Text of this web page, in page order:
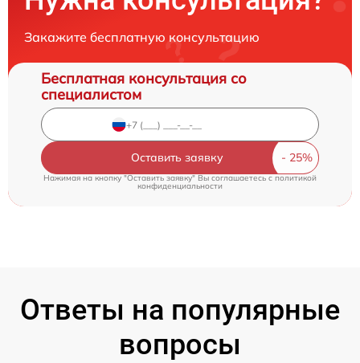
Закажите бесплатную консультацию
Бесплатная консультация со
специалистом
Оставить заявку
Нажимая на кнопку "Оставить заявку" Вы соглашаетесь c политикой
конфиденциальности
Ответы на популярные
вопросы